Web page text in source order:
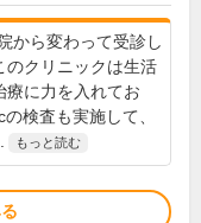
から変わって受診し
のクリニックは生活
療に力を入れてお
検査も実施して、
もっと読む